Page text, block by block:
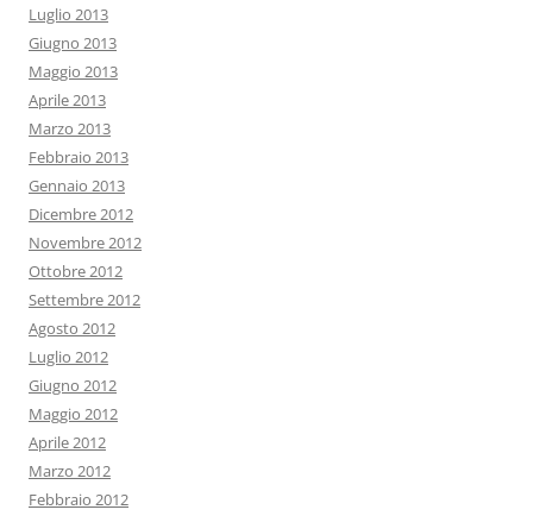
Luglio 2013
Giugno 2013
Maggio 2013
Aprile 2013
Marzo 2013
Febbraio 2013
Gennaio 2013
Dicembre 2012
Novembre 2012
Ottobre 2012
Settembre 2012
Agosto 2012
Luglio 2012
Giugno 2012
Maggio 2012
Aprile 2012
Marzo 2012
Febbraio 2012